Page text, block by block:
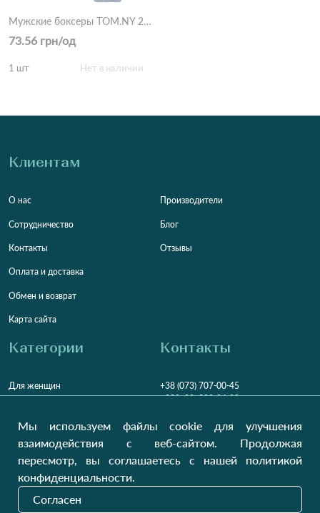
Мужские боксеры TOM.NY 2517 Разные цвета
73.56 грн/од
1 шт Нет в наличии
Клиентам
О нас
Сотрудничество
Контакты
Оплата и доставка
Обмен и возврат
Карта сайта
Производители
Блог
Отзывы
Категории
Для женщин
Для детей
Домашний текстиль
Контакты
+38 (073) 707-00-45
+380 (99) 302-84-98
Заказать звонок?
Пн-Пт9:00 - 16:00
НДВихідний
Мы используем файлы cookie для улучшения
взаимодействия с веб-сайтом. Продолжая
пересмотр, вы соглашаетесь с нашей политикой
конфиденциальности.
Согласен